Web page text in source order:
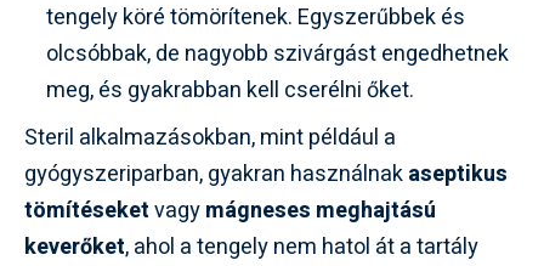
tengely köré tömörítenek. Egyszerűbbek és
olcsóbbak, de nagyobb szivárgást engedhetnek
meg, és gyakrabban kell cserélni őket.
Steril alkalmazásokban, mint például a
gyógyszeriparban, gyakran használnakaseptikus
tömítéseketvagymágneses meghajtású
keverőket, ahol a tengely nem hatol át a tartály